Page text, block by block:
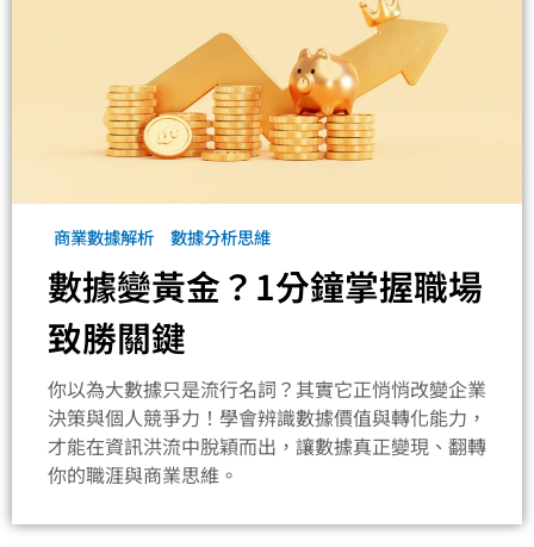
商業數據解析 數據分析思維
數據變黃金？1分鐘掌握職場
致勝關鍵
你以為大數據只是流行名詞？其實它正悄悄改變企業
決策與個人競爭力！學會辨識數據價值與轉化能力，
才能在資訊洪流中脫穎而出，讓數據真正變現、翻轉
你的職涯與商業思維。